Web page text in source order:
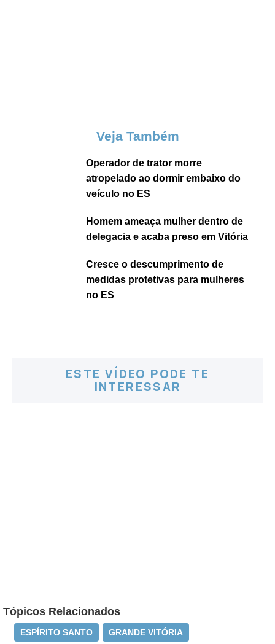
Veja Também
Operador de trator morre
atropelado ao dormir embaixo do
veículo no ES
Homem ameaça mulher dentro de
delegacia e acaba preso em Vitória
Cresce o descumprimento de
medidas protetivas para mulheres
no ES
ESTE VÍDEO PODE TE
INTERESSAR
Tópicos Relacionados
ESPÍRITO SANTO GRANDE VITÓRIA